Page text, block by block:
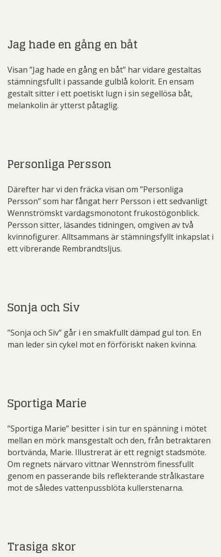
Jag hade en gång en båt
Visan ”Jag hade en gång en båt” har vidare gestaltas
stämningsfullt i passande gulblå kolorit. En ensam
gestalt sitter i ett poetiskt lugn i sin segellösa båt,
melankolin är ytterst påtaglig.
Personliga Persson
Därefter har vi den fräcka visan om ”Personliga
Persson” som har fångat herr Persson i ett sedvanligt
Wennströmskt vardagsmonotont frukostögonblick.
Persson sitter, läsandes tidningen, omgiven av två
kvinnofigurer. Alltsammans är stämningsfyllt inkapslat i
ett vibrerande Rembrandtsljus.
Sonja och Siv
”Sonja och Siv” går i en smakfullt dämpad gul ton. En
man leder sin cykel mot en förföriskt naken kvinna.
Sportiga Marie
”Sportiga Marie” besitter i sin tur en spänning i mötet
mellan en mörk mansgestalt och den, från betraktaren
bortvända, Marie. Illustrerat är ett regnigt stadsmöte.
Om regnets närvaro vittnar Wennström finessfullt
genom en passerande bils reflekterande strålkastare
mot de således vattenpussblöta kullerstenarna.
Trasiga skor